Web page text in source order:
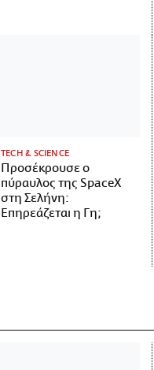
ΤECH & SCIENCE
Προσέκρουσε ο
πύραυλος της SpaceX
στη Σελήνη:
Επηρεάζεται η Γη;